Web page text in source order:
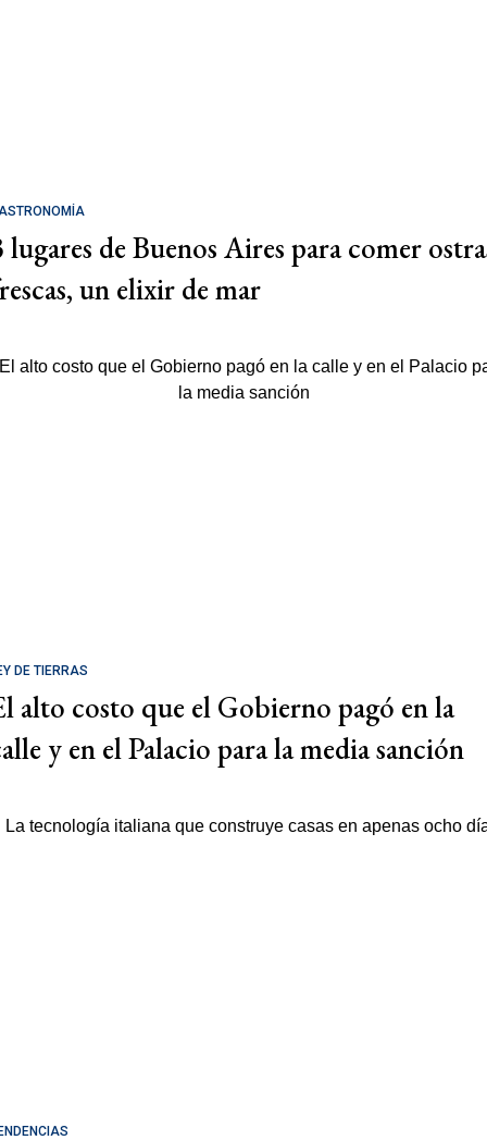
lugares de Buenos Aires para comer
un elixir de mar
DE TIERRAS
alto costo que el Gobierno pagó en la
y en el Palacio para la media sanción